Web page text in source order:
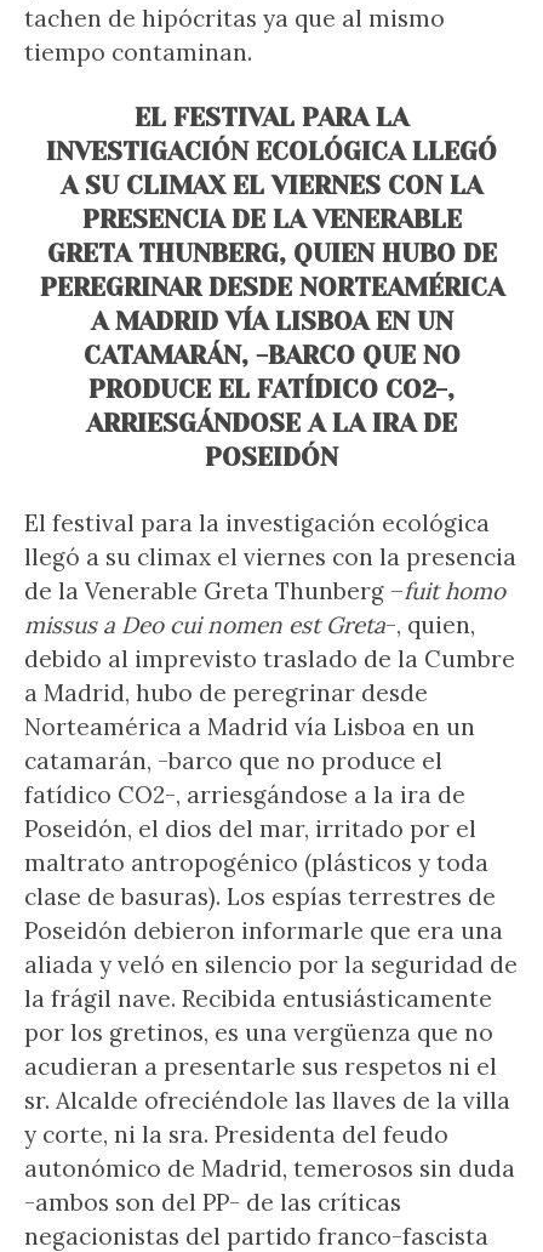
tachen de hipócritas ya que al mismo
tiempo contaminan.
EL FESTIVAL PARA LA
INVESTIGACIÓN ECOLÓGICA LLEGÓ
A SU CLIMAX EL VIERNES CON LA
PRESENCIA DE LA VENERABLE
GRETA THUNBERG, QUIEN HUBO DE
PEREGRINAR DESDE NORTEAMÉRICA
A MADRID VÍA LISBOA EN UN
CATAMARÁN, -BARCO QUE NO
PRODUCE EL FATÍDICO CO2-,
ARRIESGÁNDOSE A LA IRA DE
POSEIDÓN
El festival para la investigación ecológica
llegó a su climax el viernes con la presencia
de la Venerable Greta Thunberg –fuit homo
missus a Deo cui nomen est Greta-, quien,
debido al imprevisto traslado de la Cumbre
a Madrid, hubo de peregrinar desde
Norteamérica a Madrid vía Lisboa en un
catamarán, -barco que no produce el
fatídico CO2-, arriesgándose a la ira de
Poseidón, el dios del mar, irritado por el
maltrato antropogénico (plásticos y toda
clase de basuras). Los espías terrestres de
Poseidón debieron informarle que era una
aliada y veló en silencio por la seguridad de
la frágil nave. Recibida entusiásticamente
por los gretinos, es una vergüenza que no
acudieran a presentarle sus respetos ni el
sr. Alcalde ofreciéndole las llaves de la villa
y corte, ni la sra. Presidenta del feudo
autonómico de Madrid, temerosos sin duda
-ambos son del PP- de las críticas
negacionistas del partido franco-fascista